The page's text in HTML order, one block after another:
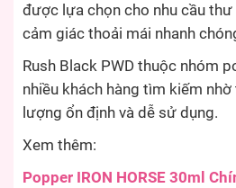
được lựa chọn cho nhu cầu thư
cảm giác thoải mái nhanh
Rush Black PWD thuộc nhóm
nhiều khách hàng tìm kiếm
lượng ổn định và dễ sử dụng.
Xem thêm:
Popper IRON HORSE 30ml